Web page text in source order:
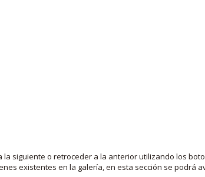
siguiente o retroceder a la anterior utilizando los
existentes en la galería, en esta sección se podrá